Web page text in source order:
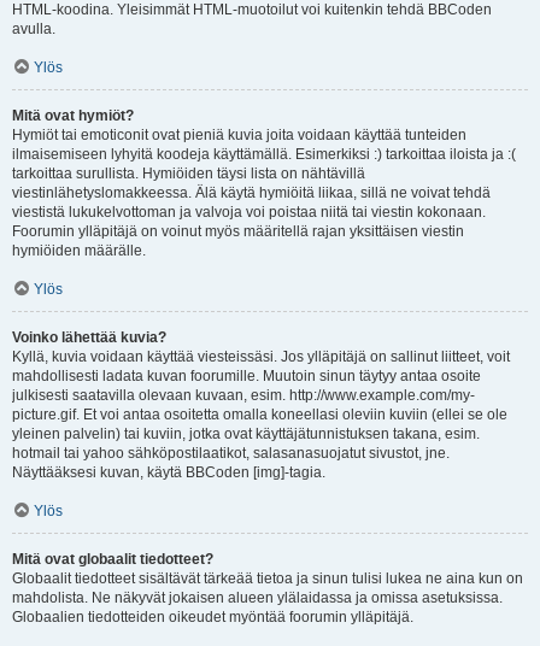
HTML-koodina. Yleisimmät HTML-muotoilut voi kuitenkin tehdä BBCoden
avulla.
Ylös
Mitä ovat hymiöt?
Hymiöt tai emoticonit ovat pieniä kuvia joita voidaan käyttää tunteiden
ilmaisemiseen lyhyitä koodeja käyttämällä. Esimerkiksi :) tarkoittaa iloista ja :(
tarkoittaa surullista. Hymiöiden täysi lista on nähtävillä
viestinlähetyslomakkeessa. Älä käytä hymiöitä liikaa, sillä ne voivat tehdä
viestistä lukukelvottoman ja valvoja voi poistaa niitä tai viestin kokonaan.
Foorumin ylläpitäjä on voinut myös määritellä rajan yksittäisen viestin
hymiöiden määrälle.
Ylös
Voinko lähettää kuvia?
Kyllä, kuvia voidaan käyttää viesteissäsi. Jos ylläpitäjä on sallinut liitteet, voit
mahdollisesti ladata kuvan foorumille. Muutoin sinun täytyy antaa osoite
julkisesti saatavilla olevaan kuvaan, esim. http://www.example.com/my-
picture.gif. Et voi antaa osoitetta omalla koneellasi oleviin kuviin (ellei se ole
yleinen palvelin) tai kuviin, jotka ovat käyttäjätunnistuksen takana, esim.
hotmail tai yahoo sähköpostilaatikot, salasanasuojatut sivustot, jne.
Näyttääksesi kuvan, käytä BBCoden [img]-tagia.
Ylös
Mitä ovat globaalit tiedotteet?
Globaalit tiedotteet sisältävät tärkeää tietoa ja sinun tulisi lukea ne aina kun on
mahdolista. Ne näkyvät jokaisen alueen ylälaidassa ja omissa asetuksissa.
Globaalien tiedotteiden oikeudet myöntää foorumin ylläpitäjä.